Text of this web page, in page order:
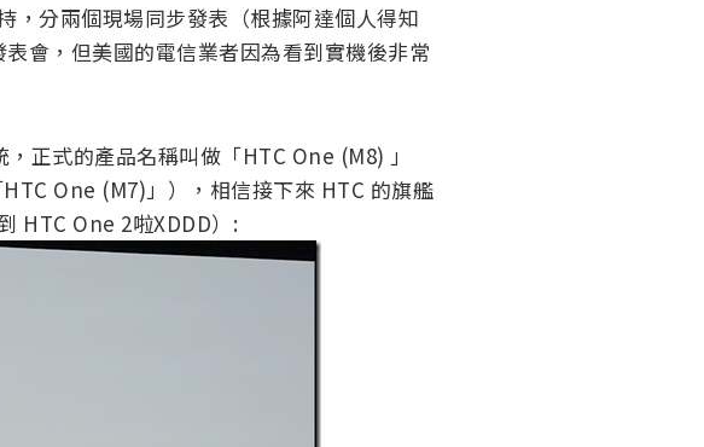
分兩個現場同步發表（根據阿達個人得知
會，但美國的電信業者因為看到實機後非常
正式的產品名稱叫做「HTC One (M8) 」
One (M7)」），相信接下來 HTC 的旗艦
HTC One 2啦XDDD）: